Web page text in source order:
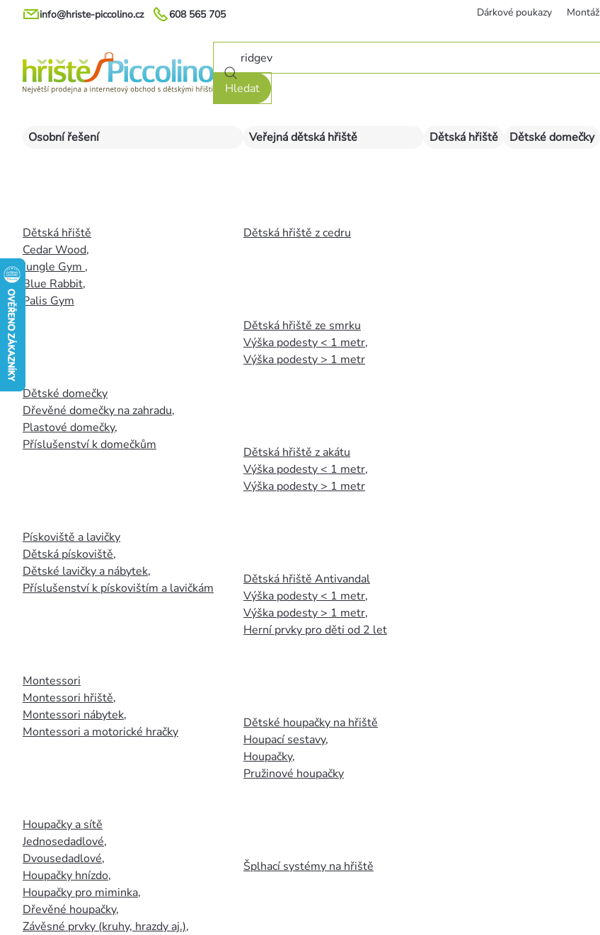
Přejít
608 565 705
info@hriste-piccolino.cz Dárkové poukazy Montáž
Hledat
Osobní řešení
Dětská hřiště
Cedar Wood,
Jungle Gym ,
Blue Rabbit,
Palis Gym
Dětské domečky
Dřevěné domečky na zahradu,
Plastové domečky,
Příslušenství k domečkům
Pískoviště a lavičky
Dětská pískoviště,
Dětské lavičky a nábytek,
Příslušenství k pískovištím a lavičkám
Montessori
Montessori hřiště,
Montessori nábytek,
Montessori a motorické hračky
Houpačky a sítě
Jednosedadlové,
Dvousedadlové,
Houpačky hnízdo,
Houpačky pro miminka,
Dřevěné houpačky,
Závěsné prvky (kruhy, hrazdy aj.),
Veřejná dětská hřiště
Dětská hřiště z cedru
Dětská hřiště ze smrku
Výška podesty < 1 metr,
Výška podesty > 1 metr
Dětská hřiště z akátu
Výška podesty < 1 metr,
Výška podesty > 1 metr
Dětská hřiště Antivandal
Výška podesty < 1 metr,
Výška podesty > 1 metr,
Herní prvky pro děti od 2 let
Dětské houpačky na hřiště
Houpací sestavy,
Houpačky,
Pružinové houpačky
Šplhací systémy na hřiště
Dětská hřiště Dětské domečky